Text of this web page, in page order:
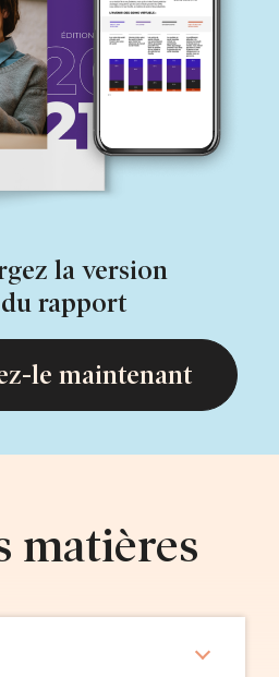
la version
rapport
le maintenant
matières